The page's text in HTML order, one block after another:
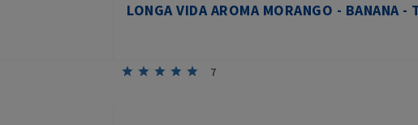
LONGA VIDA AROMA MORANGO - BANANA
7